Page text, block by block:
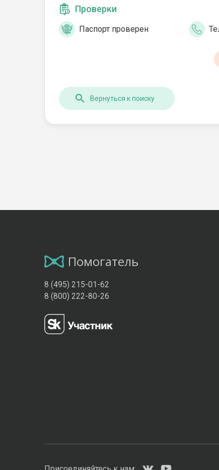
Проверки
Паспорт проверен
Вернуться к поиску
Помогатель
8 (495) 215-01-62
8 (800) 222-80-26